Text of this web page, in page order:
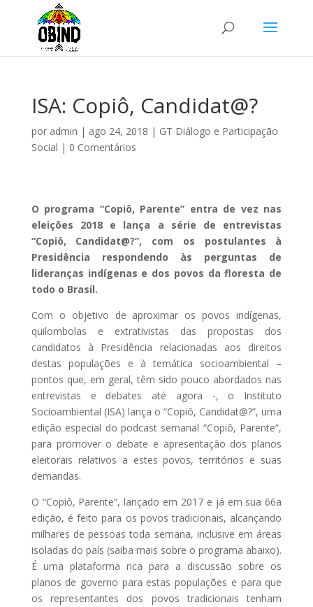
ISA: Copiô, Candidat@?
por admin | ago 24, 2018 | GT Diálogo e Participação
Social | 0 Comentários
O programa “Copiô, Parente” entra de vez nas
eleições 2018 e lança a série de entrevistas
“Copiô, Candidat@?”, com os postulantes à
Presidência respondendo às perguntas de
lideranças indígenas e dos povos da floresta de
todo o Brasil.
Com o objetivo de aproximar os povos indígenas,
quilombolas e extrativistas das propostas dos
candidatos à Presidência relacionadas aos direitos
destas populações e à temática socioambiental –
pontos que, em geral, têm sido pouco abordados nas
entrevistas e debates até agora -, o Instituto
Socioambiental (ISA) lança o “Copiô, Candidat@?”, uma
edição especial do podcast semanal “Copiô, Parente”,
para promover o debate e apresentação dos planos
eleitorais relativos a estes povos, territórios e suas
demandas.
O “Copiô, Parente”, lançado em 2017 e já em sua 66a
edição, é feito para os povos tradicionais, alcançando
milhares de pessoas toda semana, inclusive em áreas
isoladas do país (saiba mais sobre o programa abaixo).
É uma plataforma rica para a discussão sobre os
planos de governo para estas populações e para que
os representantes dos povos tradicionais tenham